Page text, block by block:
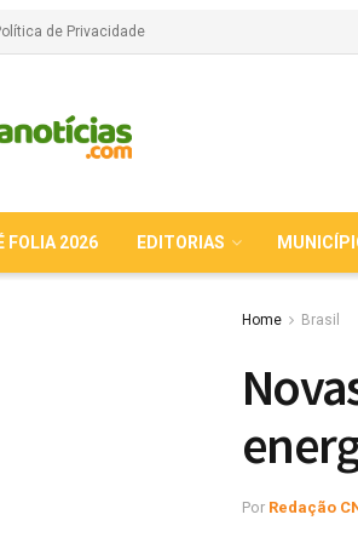
de Privacidade
FOLIA 2026 EDITORIAS
Home Brasil
Por Redação